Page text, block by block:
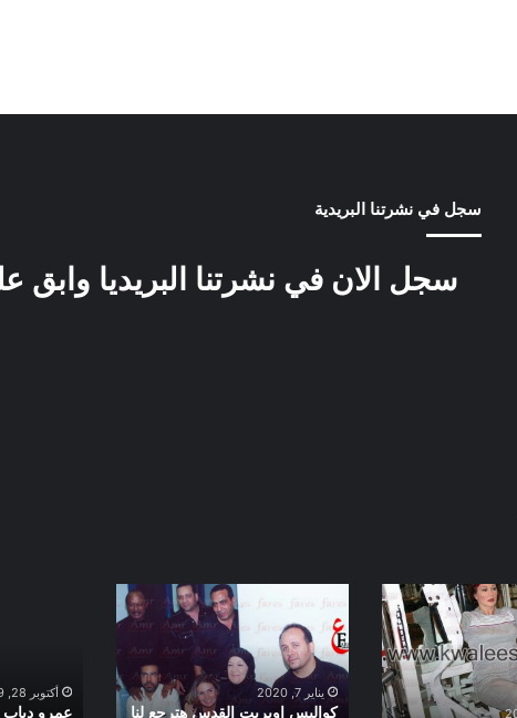
سجل في نشرتنا البريدية
سجل الان في نشرتنا البريديا وابق
اوبريت
القدس
هترجع
لنا
سنة
يناير 7, 2020
كواليس اوبريت القدس هترجع لنا
اثناء
اغنية
أكتوبر 28, 2019
عمرو دياب